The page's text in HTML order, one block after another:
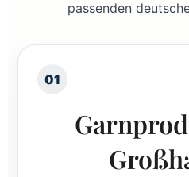
passenden
01